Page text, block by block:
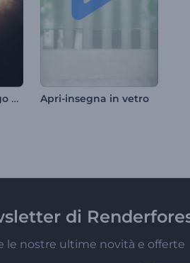
Rivelazione del logo con effetto fiamma lampeggiante Apri-insegna in vetro
di
le nostre ultime novità e offerte